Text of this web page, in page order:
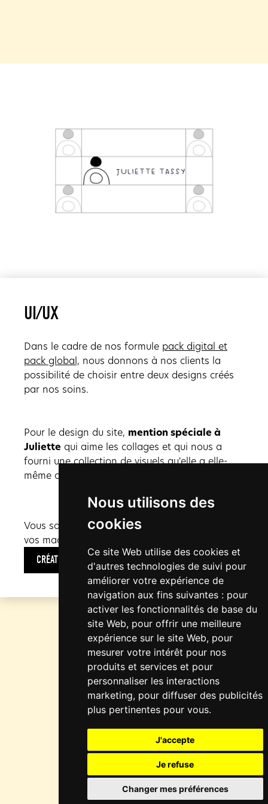
Nous utilisons des
cookies
Ce site Web utilise des cookies et
d'autres technologies de suivi pour
améliorer votre expérience de
navigation aux fins suivantes : pour
activer les fonctionnalités de base du
site Web, pour offrir une meilleure
expérience sur le site Web, pour
mesurer votre intérêt pour nos
produits et services et pour
personnaliser les interactions
marketing, pour diffuser des publicités
plus pertinentes pour vous.
J'accepte
Je refuse
Changer mes préférences
UI/UX
Dans le cadre de nos formule pack digital et
pack global, nous donnons à nos clients la
possibilité de choisir entre deux designs créés
par nos soins.
Pour le design du site, mention spéciale à
Juliette qui aime les collages et qui nous a
fourni une collection de visuels qu'elle a elle-
même créée !
Vous souhaitez en savoir plus sur la création de
vos maquettes et prototype ?
CRÉATION DE MAQUETTE UI/UX